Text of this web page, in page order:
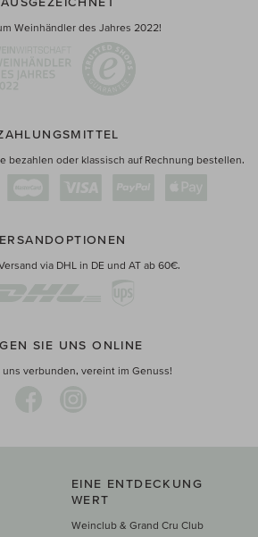
Weinhändler des Jahres 2022!
bezahlen oder klassisch auf Rechnung bestellen.
via DHL in DE und AT ab 60€.
SIE UNS ONLINE
uns verbunden, vereint im Genuss!
EINE ENTDECKUNG
WERT
Weinclub & Grand Cru Club